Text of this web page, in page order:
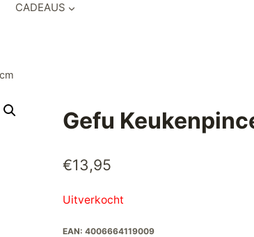
CADEAUS
Gefu
€13,95
Uitverkocht
EAN: 4006664119009